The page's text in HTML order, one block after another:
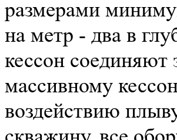
размерами
на метр - два в
кессон соединяют
массивному
воздействию